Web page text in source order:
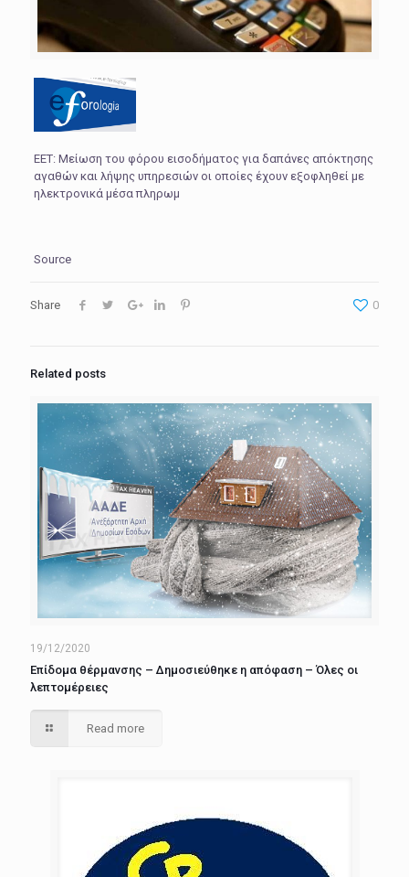
ΕΕΤ: Μείωση του φόρου εισοδήματος για δαπάνες απόκτησης
αγαθών και λήψης υπηρεσιών οι οποίες έχουν εξοφληθεί με
ηλεκτρονικά μέσα πληρωμ
Source
Share 0
Related posts
19/12/2020
Επίδομα θέρμανσης – Δημοσιεύθηκε η απόφαση – Όλες οι
λεπτομέρειες
Read more